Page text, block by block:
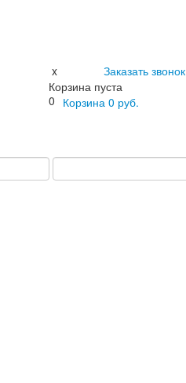
Заказать звонок
x
Корзина пуста
0 Корзина 0 руб.